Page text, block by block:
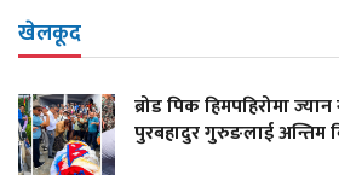
खेलकूद
ब्रोड पिक हिमपहिरोमा
पुरबहादुर गुरुङलाई अन्तिम